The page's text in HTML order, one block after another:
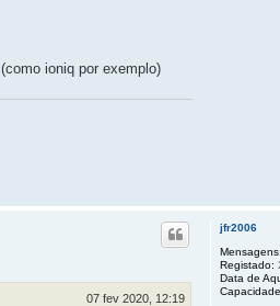
ioniq por exemplo)
jfr2006
Mensagens:
Registado:
Data de
07 fev 2020, 12:19